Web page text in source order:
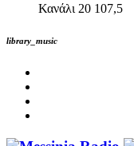
Κανάλι 20 107,5
library_music